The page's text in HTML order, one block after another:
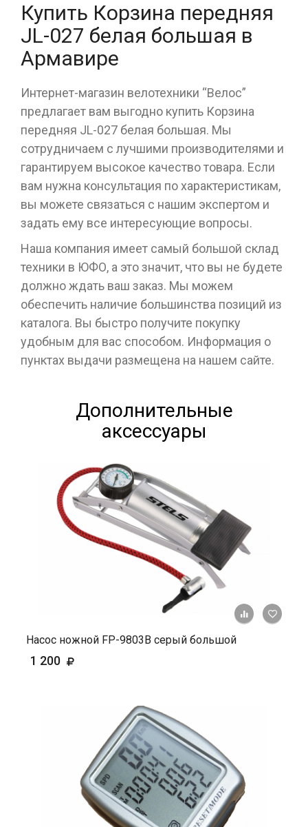
Купить Корзина передняя
JL-027 белая большая в
Армавире
Интернет-магазин велотехники “Велос”
предлагает вам выгодно купить Корзина
передняя JL-027 белая большая. Мы
сотрудничаем с лучшими производителями и
гарантируем высокое качество товара. Если
вам нужна консультация по характеристикам,
вы можете связаться с нашим экспертом и
задать ему все интересующие вопросы.
Наша компания имеет самый большой склад
техники в ЮФО, а это значит, что вы не будете
должно ждать ваш заказ. Мы можем
обеспечить наличие большинства позиций из
каталога. Вы быстро получите покупку
удобным для вас способом. Информация о
пунктах выдачи размещена на нашем сайте.
Дополнительные
аксессуары
+ К
Насос ножной FP-9803B серый большой
1 200